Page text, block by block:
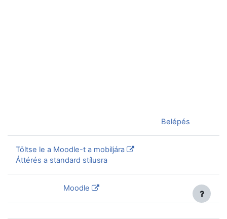
Belépés
Töltse le a Moodle-t a mobiljára
Áttérés a standard stílusra
Moodle